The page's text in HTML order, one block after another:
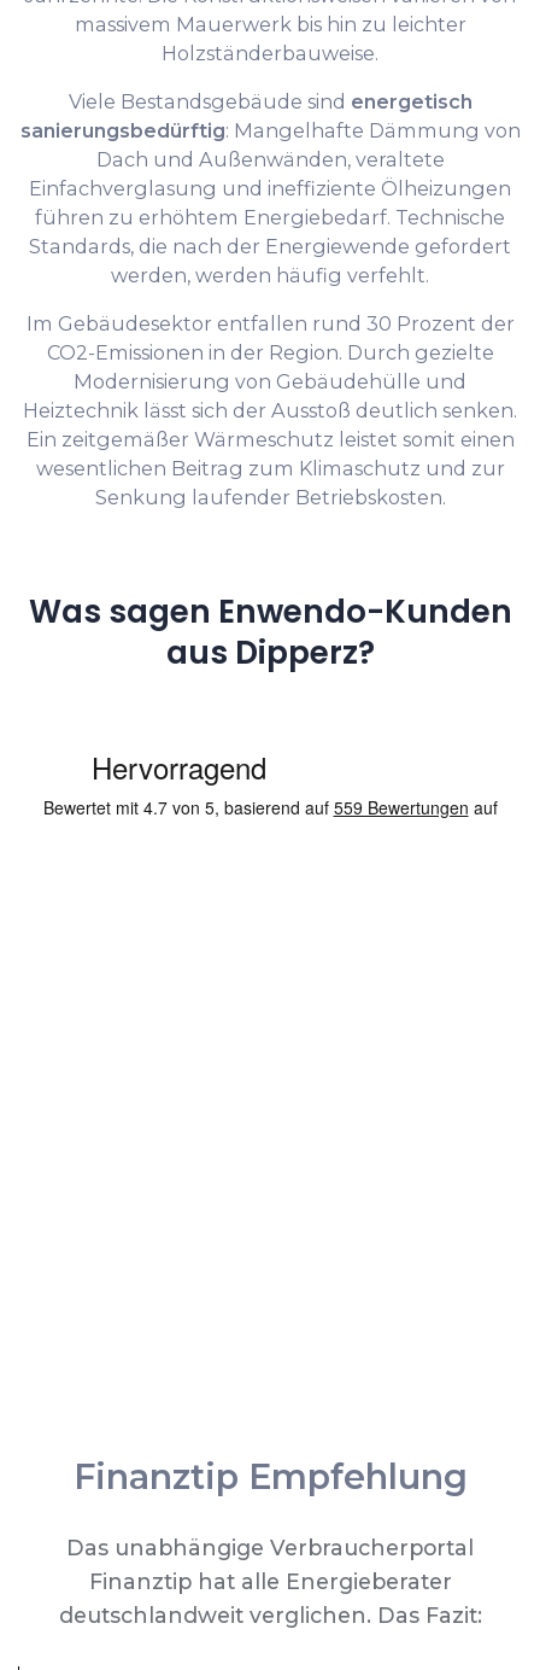
massivem Mauerwerk bis hin zu leichter
Holzständerbauweise.
Viele Bestandsgebäude sind energetisch
sanierungsbedürftig: Mangelhafte Dämmung von
Dach und Außenwänden, veraltete
Einfachverglasung und ineffiziente Ölheizungen
führen zu erhöhtem Energiebedarf. Technische
Standards, die nach der Energiewende gefordert
werden, werden häufig verfehlt.
Im Gebäudesektor entfallen rund 30 Prozent der
CO2-Emissionen in der Region. Durch gezielte
Modernisierung von Gebäudehülle und
Heiztechnik lässt sich der Ausstoß deutlich senken.
Ein zeitgemäßer Wärmeschutz leistet somit einen
wesentlichen Beitrag zum Klimaschutz und zur
Senkung laufender Betriebskosten.
Was sagen Enwendo-Kunden
aus Dipperz?
Finanztip Empfehlung
Das unabhängige Verbraucherportal
Finanztip hat alle Energieberater
deutschlandweit verglichen. Das Fazit: